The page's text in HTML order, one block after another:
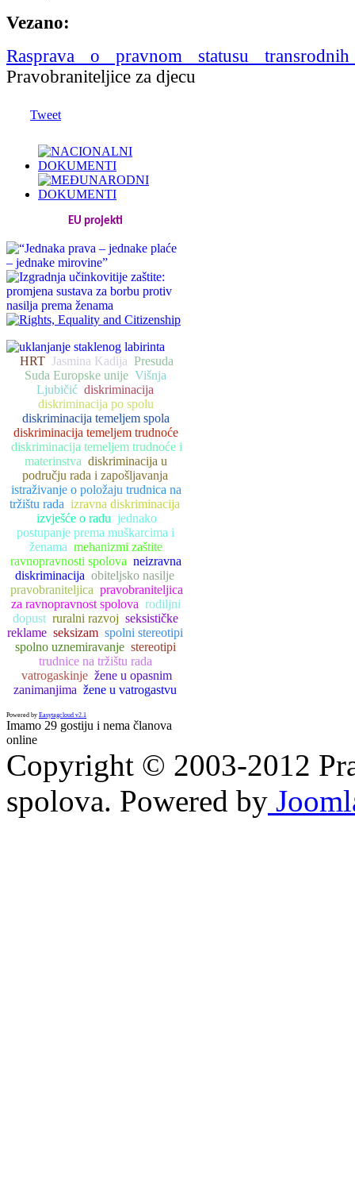
Vezano:
Rasprava o pravnom statusu
Pravobraniteljice za djecu
Tweet
EU projekti
HRT Jasmina Kadija Presuda
Suda Europske unije Višnja
Ljubičić diskriminacija
diskriminacija po spolu
diskriminacija temeljem spola
diskriminacija temeljem trudnoće
diskriminacija temeljem trudnoće i
materinstva diskriminacija u
području rada i zapošljavanja
istraživanje o položaju trudnica na
tržištu rada izravna diskriminacija
izvješće o radu jednako
postupanje prema muškarcima i
ženama mehanizmi zaštite
ravnopravnosti spolova neizravna
diskriminacija obiteljsko nasilje
pravobraniteljica pravobraniteljica
za ravnopravnost spolova rodiljni
dopust ruralni razvoj seksističke
reklame seksizam spolni stereotipi
spolno uznemiravanje stereotipi
trudnice na tržištu rada
vatrogaskinje žene u opasnim
zanimanjima žene u vatrogastvu
Powered by Easytagcloud v2.1
Imamo 29 gostiju i nema članova
online
Copyright © 2003-2012
spolova. Powered by